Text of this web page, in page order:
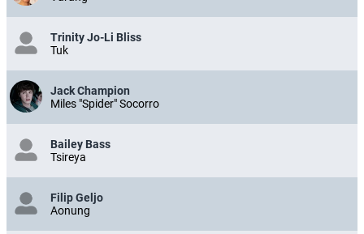
Trinity Jo-Li Bliss
Tuk
Jack Champion
Miles "Spider" Socorro
Bailey Bass
Tsireya
Filip Geljo
Aonung